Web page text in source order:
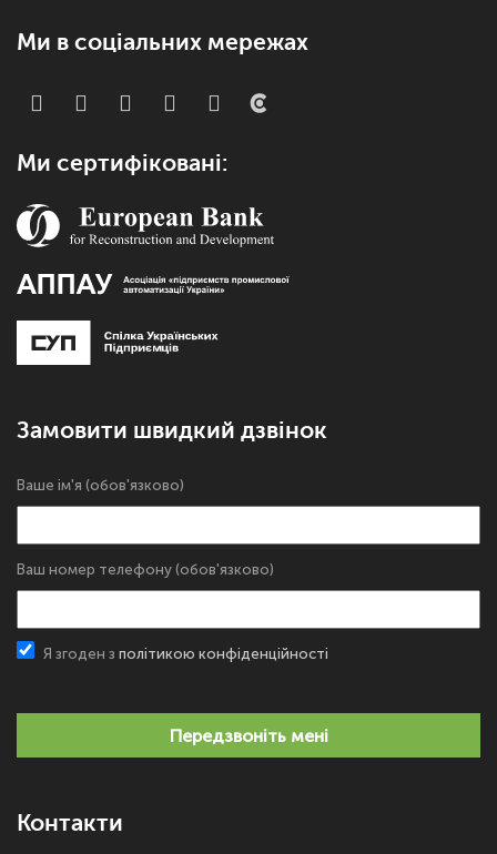
Ми в соціальних мережах
Ми сертифіковані:
Замовити швидкий дзвінок
Ваше ім'я (обов'язково)
Ваш номер телефону (обов'язково)
Я згоден з політикою конфіденційності
Передзвоніть мені
Контакти